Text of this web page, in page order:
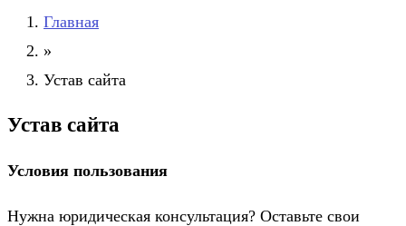
Главная
»
Устав сайта
Устав сайта
Условия пользования
Нужна юридическая консультация? Оставьте свои